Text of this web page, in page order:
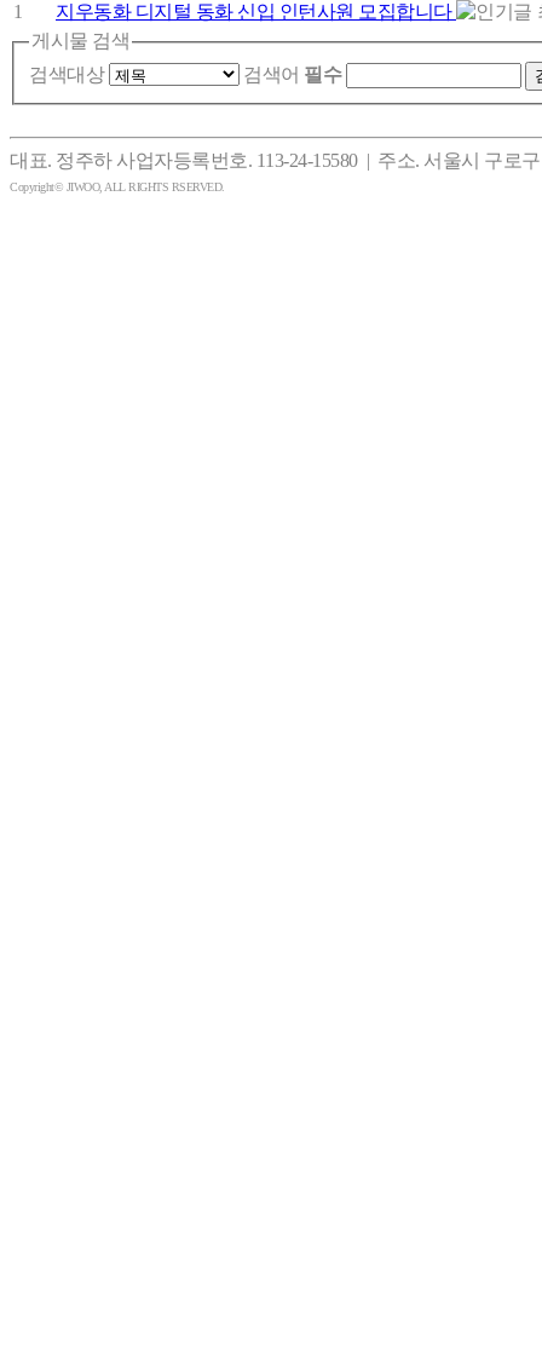
1
지우동화 디지털 동화 신입 인턴사원 모집합니다
게시물 검색
검색대상
검색어 필수
대표. 정주하 사업자등록번호. 113-24-15580 | 주소. 서울시 구로
Copyright© JIWOO, ALL RIGHTS RSERVED.